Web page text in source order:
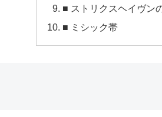
■ ストリクスヘイヴン
■ ミシック帯